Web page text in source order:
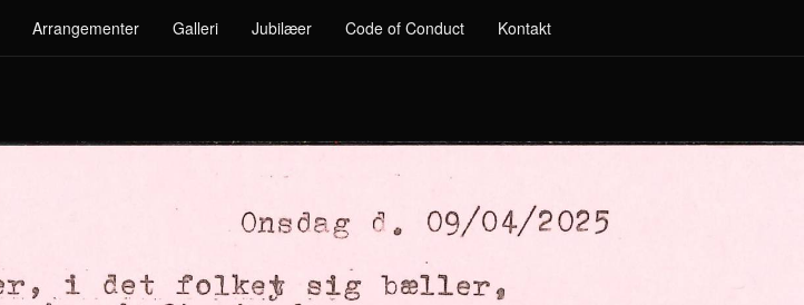
Arrangementer Galleri Jubilæer Code of Conduct Kontakt